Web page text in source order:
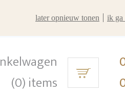
(0) items
later opnieuw tonen
ik ga